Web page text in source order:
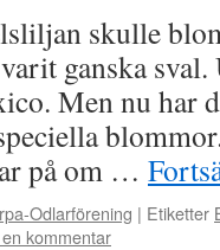
skulle
ganska
Men nu har
på om …
Odlarförening | Etiketter
kommentar